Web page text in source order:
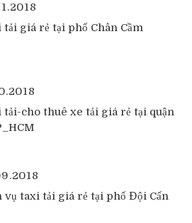
tải giá rẻ tại phố Chân Cầm
tải-cho thuê xe tải giá rẻ tại quận
vụ taxi tải giá rẻ tại phố Đội Cấn